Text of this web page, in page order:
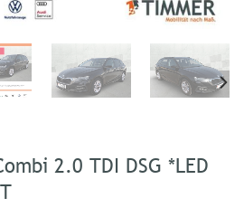
2.0 TDI DSG *LED